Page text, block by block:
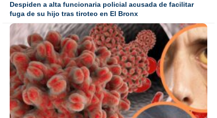
Despiden a alta funcionaria policial acusada de facilitar
fuga de su hijo tras tiroteo en El Bronx